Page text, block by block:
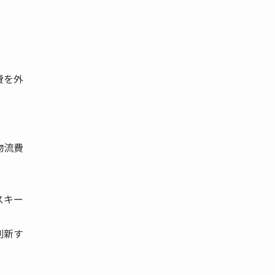
を外
流費
ー
新す